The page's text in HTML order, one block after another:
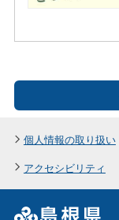
個人情報の取り扱い
アクセシビリティ